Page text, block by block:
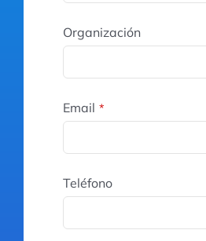
Organización
Email *
Teléfono